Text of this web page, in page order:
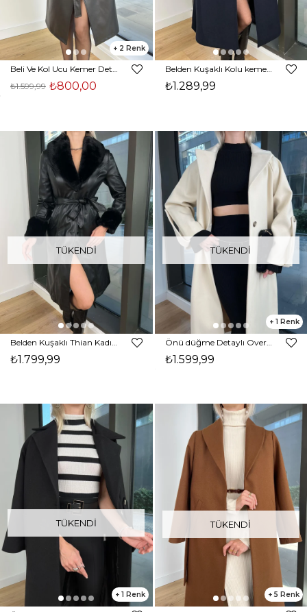
2
Beli Ve Kol Ucu Kemer Detaylı Sanders Kadın Siyah Deri Kaban 24Y855
₺800,00
₺1.599,99
Belden Kuşaklı Kolu kemer Detaylı Önü Düğmeli Matip Kadın Lacivert Kaban 24k275
₺1.289,99
TÜKENDI
₺1.799,99
TÜKENDI
1
Önü düğme Detaylı Oversize Ganire Kadın Taş Kaban 24k000174
₺1.599,99
TÜKENDI
1
TÜKENDI
5